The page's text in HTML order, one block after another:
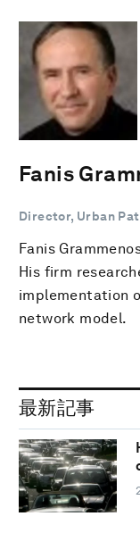
Fanis
Director, Urban
Fanis
His firm
implementation
network model.
最新記事